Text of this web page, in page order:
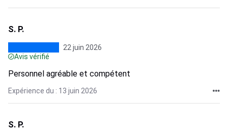
S. P.
22 juin 2026
Avis vérifié
Personnel agréable et compétent
Expérience du : 13 juin 2026
S. P.